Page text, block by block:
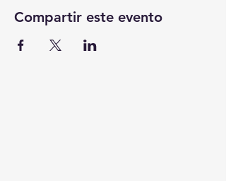
Compartir este evento